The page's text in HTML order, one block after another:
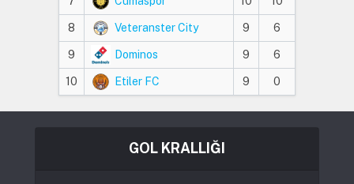
8 Veteranster City 9 6
9 Dominos 9 6
10 Etiler FC 9 0
GOL KRALLIĞI